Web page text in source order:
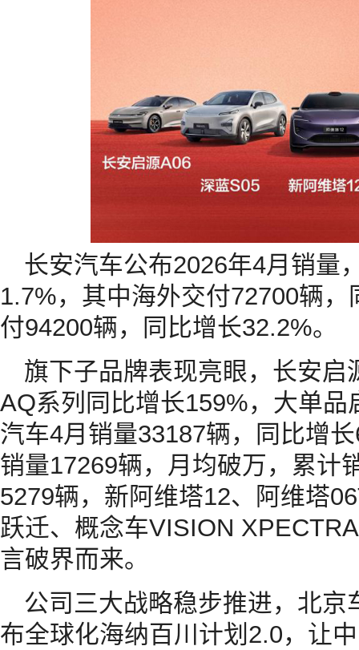
长安汽车公布2026年4月销量
1.7%，其中海外交付72700辆
付94200辆，同比增长32.2%。
旗下子品牌表现亮眼，长安启
AQ系列同比增长159%，大单
汽车4月销量33187辆，同比增
销量17269辆，月均破万，累计
5279辆，新阿维塔12、阿维塔
跃迁、概念车VISION
言破界而来。
公司三大战略稳步推进，北
布全球化海纳百川计划2.0，让